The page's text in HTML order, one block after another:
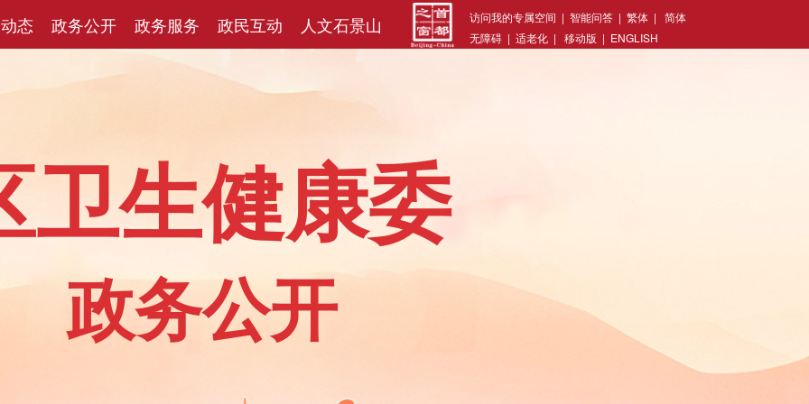
态 政务公开 政务服务 政民互动 人文石景山 访问我的专属空间 | 智能问答 | 繁体 | 简体
无障碍 | 适老化 | 移动版 | ENGLISH
卫生健康委
政务公开